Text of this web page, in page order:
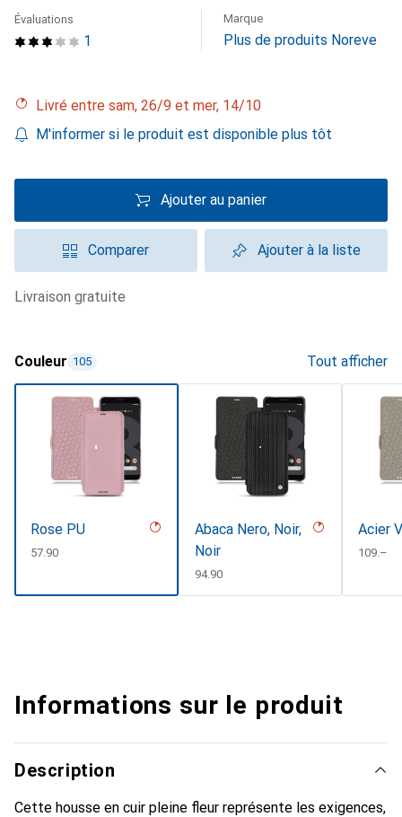
1
Évaluations Marque
Plus de produits Noreve
Livré entre sam, 26/9 et mer, 14/10
M'informer si le produit est disponible plus tôt
Ajouter au panier
Comparer Ajouter à la liste
livraison gratuite
Couleur 105 Tout afficher
Rose PU
CHF
57.90
Abaca Nero, Noir,
Noir
CHF
94.90
Acier
CHF
109.–
Informations sur le produit
Description
Cette housse en cuir pleine fleur représente les exigences,